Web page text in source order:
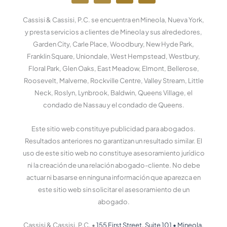
c
e
b
o
o
k
-
f
n
e
d
i
n
-
e
n
u
t
u
b
e
r
d
p
r
e
s
s
Cassisi & Cassisi, P.C. se encuentra en Mineola, Nueva York,
y presta servicios a clientes de Mineola y sus alrededores,
Garden City, Carle Place, Woodbury, New Hyde Park,
Franklin Square, Uniondale, West Hempstead, Westbury,
Floral Park, Glen Oaks, East Meadow, Elmont, Bellerose,
Roosevelt, Malverne, Rockville Centre, Valley Stream, Little
Neck, Roslyn, Lynbrook, Baldwin, Queens Village, el
condado de Nassau y el condado de Queens.
Este sitio web constituye publicidad para abogados.
Resultados anteriores no garantizan un resultado similar. El
uso de este sitio web no constituye asesoramiento jurídico
ni la creación de una relación abogado-cliente. No debe
actuar ni basarse en ninguna información que aparezca en
este sitio web sin solicitar el asesoramiento de un
abogado.
Cassisi & Cassisi, P.C. •155 First Street, Suite 101 • Mineola,